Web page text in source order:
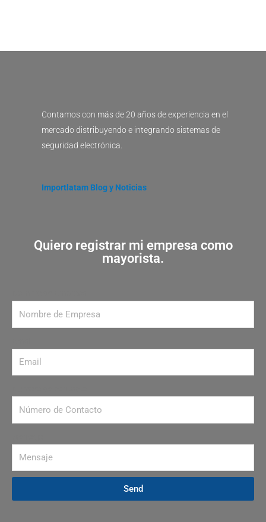
Contamos con más de 20 años de experiencia en el
mercado distribuyendo e integrando sistemas de
seguridad electrónica.
Importlatam Blog y Noticias
Quiero registrar mi empresa como
mayorista.
Send